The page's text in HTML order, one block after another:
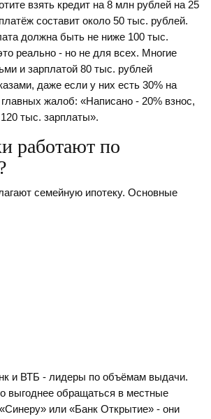
взять кредит на 8 млн рублей на 25
составит около 50 тыс. рублей.
должна быть не ниже 100 тыс.
реально - но не для всех. Многие
и зарплатой 80 тыс. рублей
даже если у них есть 30% на
жалоб: «Написано - 20% взнос,
тыс. зарплаты».
работают по
семейную ипотеку. Основные
и ВТБ - лидеры по объёмам выдачи.
выгоднее обращаться в местные
или «Банк Открытие» - они